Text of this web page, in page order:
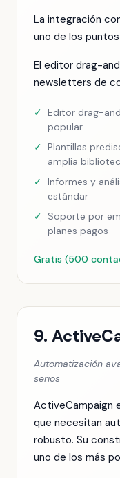
La integración
uno de los
El editor drag-
newsletters de
✓ Editor drag-
popular
✓ Plantillas
amplia
✓ Informes y
estándar
✓
Soporte por
planes pagos
Gratis (500
9.
Automatización
serios
ActiveCampaign
que necesitan
robusto. Su
uno de los más